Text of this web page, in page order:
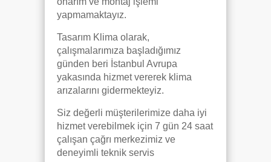
yapmamaktayız.
Tasarım Klima olarak,
çalışmalarımıza başladığımız
günden beri İstanbul Avrupa
yakasında hizmet vererek klima
arızalarını gidermekteyiz.
Siz değerli müşterilerimize daha iyi
hizmet verebilmek için 7 gün 24 saat
çalışan çağrı merkezimiz ve
deneyimli teknik servis